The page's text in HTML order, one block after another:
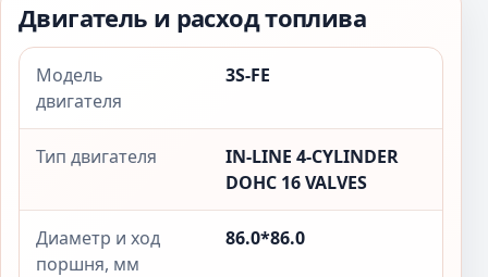
Двигатель и расход топлива
Модель
двигателя
3S-FE
Тип двигателя
IN-LINE 4-CYLINDER
DOHC 16 VALVES
Диаметр и ход
поршня, мм
86.0*86.0